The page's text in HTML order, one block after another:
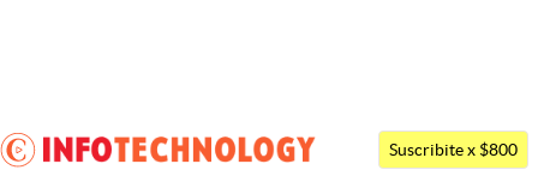
Dólar Suscribite x $800